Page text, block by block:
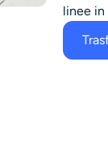
linee